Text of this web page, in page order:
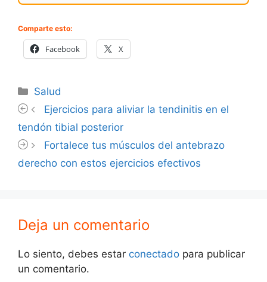
Comparte esto:
Facebook X
Categorías
Salud
Ejercicios para aliviar la tendinitis en el
tendón tibial posterior
Fortalece tus músculos del antebrazo
derecho con estos ejercicios efectivos
Deja un comentario
Lo siento, debes estar conectado para publicar
un comentario.